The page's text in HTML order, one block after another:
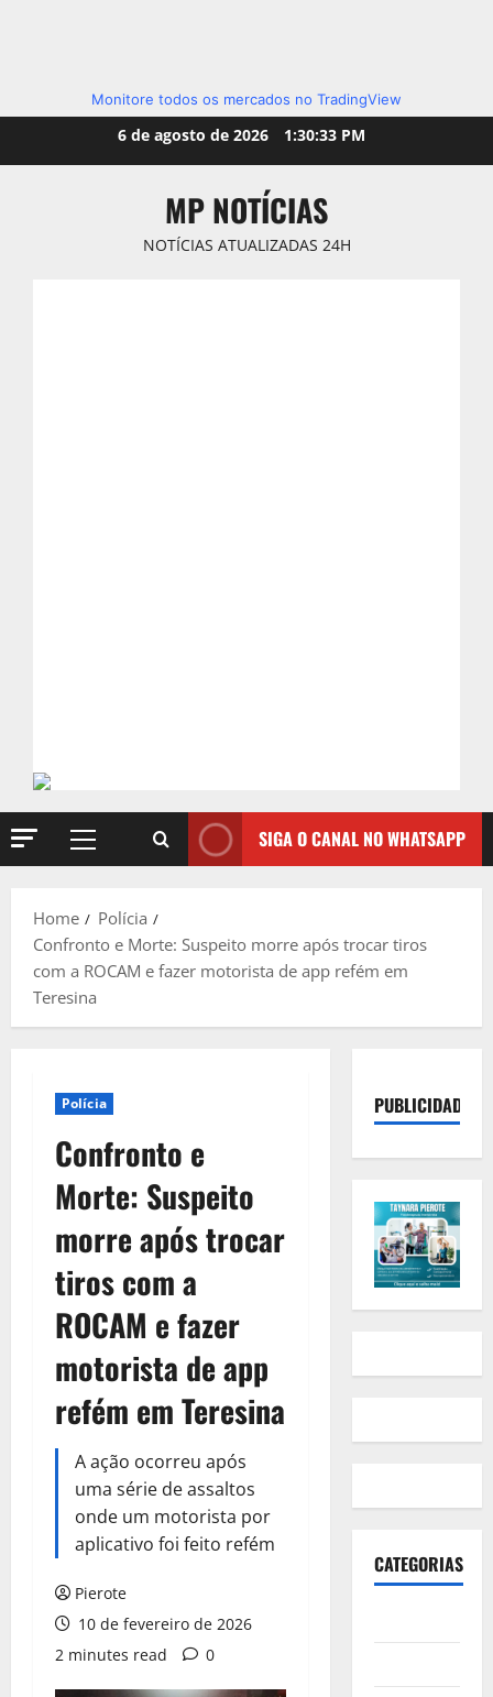
Monitore todos os mercados no TradingView
6 de agosto de 2026 1:30:35 PM
MP NOTÍCIAS
NOTÍCIAS ATUALIZADAS 24H
Primary
SIGA O CANAL NO WHATSAPP
Home
Polícia
Confronto e Morte: Suspeito morre após trocar tiros
com a ROCAM e fazer motorista de app refém em
Teresina
Polícia
Confronto e
Morte: Suspeito
morre após trocar
tiros com a
ROCAM e fazer
motorista de app
refém em Teresina
A ação ocorreu após
uma série de assaltos
onde um motorista por
aplicativo foi feito refém
Pierote
10 de fevereiro de 2026
2 minutes read
0
PUBLICIDADE
CATEGORIAS